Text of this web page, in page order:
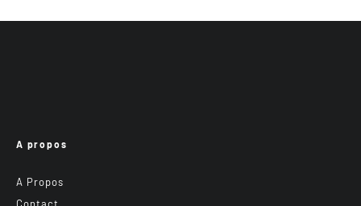
A propos
A Propos
Contact